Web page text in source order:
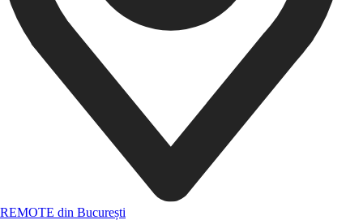
REMOTE din București